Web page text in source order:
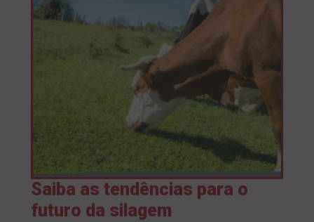
Saiba as tendências para o
futuro da silagem